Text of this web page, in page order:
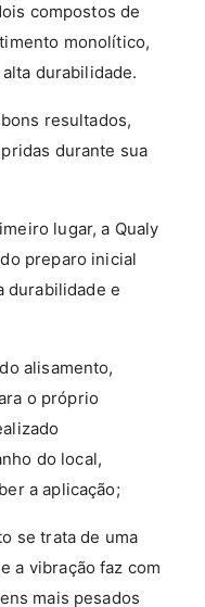
compostos de
monolítico,
durabilidade.
resultados,
durante sua
lugar, a Qualy
preparo inicial
durabilidade e
alisamento,
o próprio
do local,
a aplicação;
se trata de uma
a vibração faz com
mais pesados